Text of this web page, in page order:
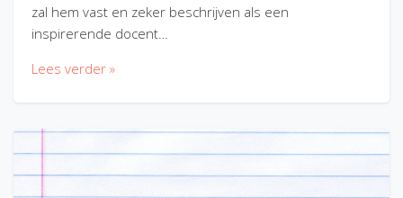
zal hem vast en zeker beschrijven als een
inspirerende docent…
Lees verder »